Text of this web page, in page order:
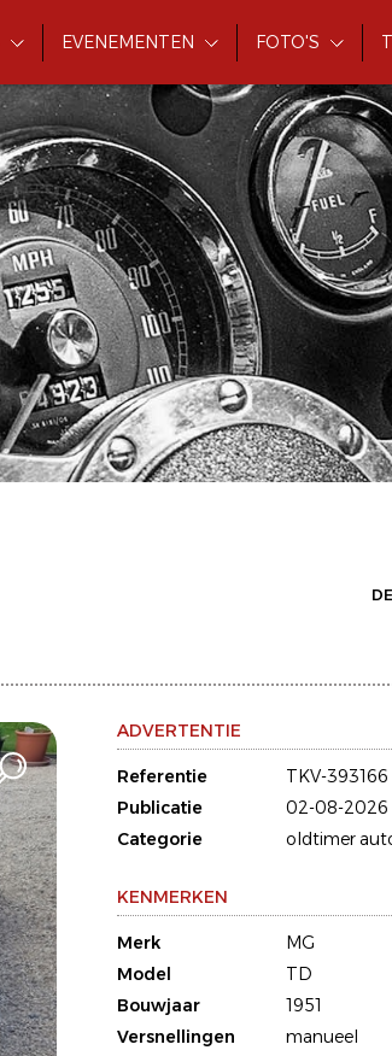
EVENEMENTEN FOTO'S
ADVERTENTIE
Referentie
TKV-393166
Publicatie
02-08-2026
Categorie
oldtimer
KENMERKEN
Merk
MG
Model
TD
Bouwjaar
1951
Versnellingen
manueel